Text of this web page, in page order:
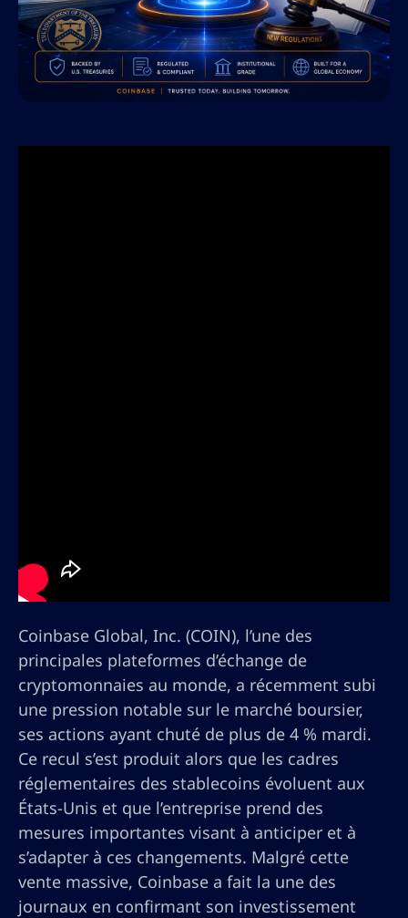
Coinbase Global, Inc. (COIN), l’une des
principales plateformes d’échange de
cryptomonnaies au monde, a récemment subi
une pression notable sur le marché boursier,
ses actions ayant chuté de plus de 4 % mardi.
Ce recul s’est produit alors que les cadres
réglementaires des stablecoins évoluent aux
États-Unis et que l’entreprise prend des
mesures importantes visant à anticiper et à
s’adapter à ces changements. Malgré cette
vente massive, Coinbase a fait la une des
journaux en confirmant son investissement